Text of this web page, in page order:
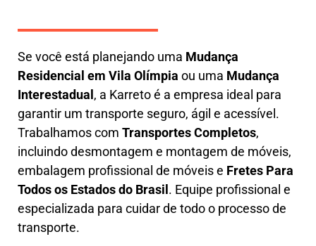
Se você está planejando uma Mudança
Residencial em Vila Olímpia ou uma Mudança
Interestadual , a Karretoé a empresa ideal para
garantir um transporte seguro, ágil e acessível.
Trabalhamos com Transportes Completos,
incluindodesmontagem e montagem de móveis,
embalagem profissional de móveis e Fretes Para
Todos os Estados do Brasil . Equipe profissional e
especializada para cuidar de todo o processo de
transporte.